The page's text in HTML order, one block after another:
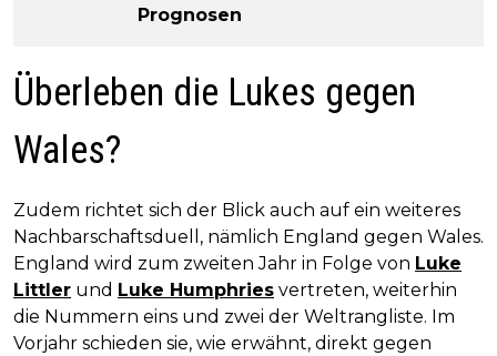
Prognosen
Überleben die Lukes gegen
Wales?
Zudem richtet sich der Blick auch auf ein weiteres
Nachbarschaftsduell, nämlich England gegen Wales.
England wird zum zweiten Jahr in Folge von Luke
Littler und Luke Humphries vertreten, weiterhin
die Nummern eins und zwei der Weltrangliste. Im
Vorjahr schieden sie, wie erwähnt, direkt gegen